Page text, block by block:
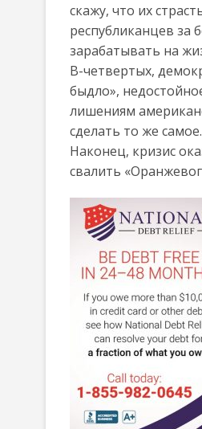
скажу, что их
республиканцев за
зарабатывать на
В-четвертых,
быдло»,
лишениям
сделать то же самое.
Наконец, кризис
свалить